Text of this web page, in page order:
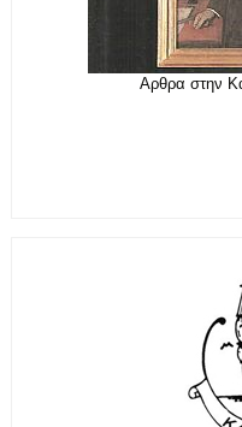
Αρθρα στην